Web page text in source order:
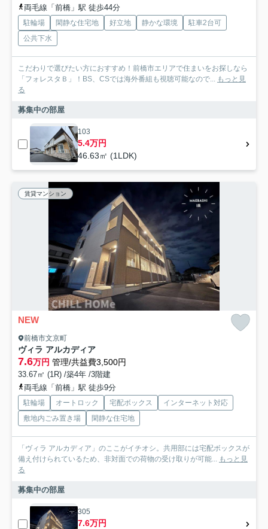
両毛線「前橋」駅 徒歩44分
駐輪場 閑静な住宅地 好立地 静かな環境
駐車2台可
公共下水
こだわりで選びたい方におすすめ！前橋市エリアで住まいをお探しなら
「フォレスタＢ」！BS、CSでは海外番組も視聴可能なので... もっと見
る
募集中の部屋
103
5.4万円
46.63㎡ (1LDK)
賃貸マンション
NEW
前橋市文京町
ヴィラ アルカディア
7.6万円 管理/共益費3,500円
33.67㎡ (1R) /築4年 /3階建
両毛線「前橋」駅 徒歩9分
駐輪場 オートロック 宅配ボックス
インターネット対応
敷地内ごみ置き場
閑静な住宅地
「ヴィラ アルカディア」のここがイチオシ。共用部には宅配ボックスが
備え付けられているため、非対面での荷物の受け取りが可能... もっと見
る
募集中の部屋
305
7.6万円